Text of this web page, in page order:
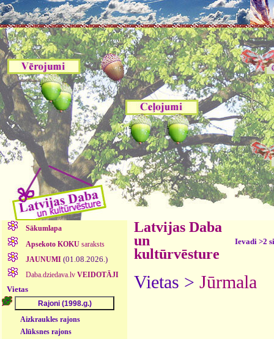
Sākumlapa
Apsekoto KOKUsaraksts
JAUNUMI (01.08.2026.)
Daba.dziedava.lv VEIDOTĀJI
Vietas
Aizkraukles rajons
Alūksnes rajons
Latvijas Daba
un
kultūrvēsture
Ievadi >2
Vietas > Jūrmala